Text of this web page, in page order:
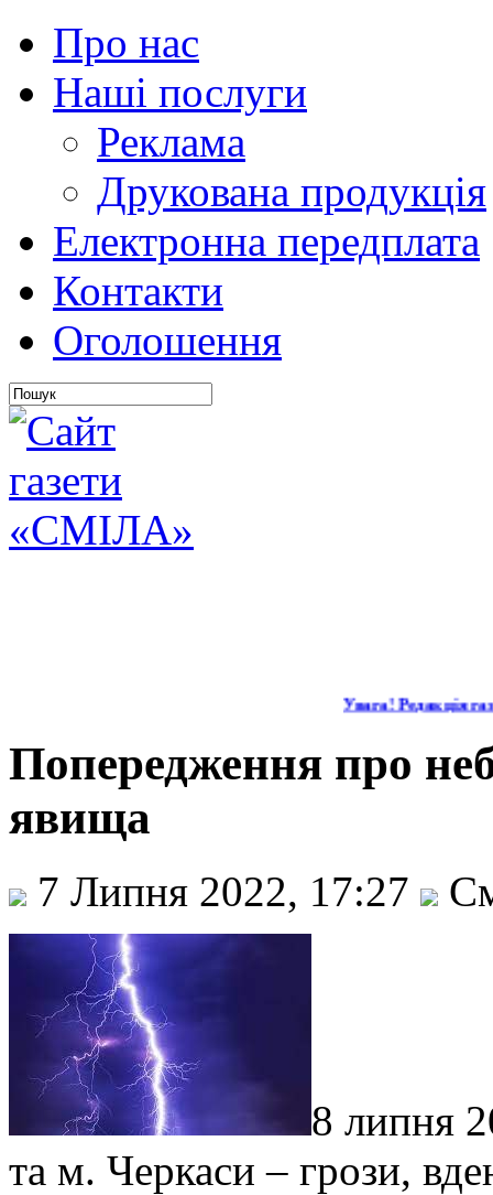
Про нас
Наші послуги
Реклама
Друкована продукція
Електронна передплата
Контакти
Оголошення
Увага! Редакція
Попередження про
явища
7 Липня 2022, 17:27
8 липня
та м. Черкаси – грози,